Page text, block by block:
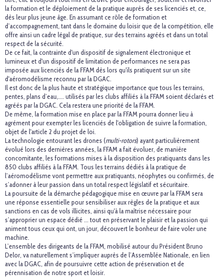
la formation et le déploiement de la pratique auprès de ses licenciés et, ce,
dès leur plus jeune âge. En assumant ce rôle de formation et
d’accompagnement, tant dans le domaine du loisir que de la compétition, elle
offre ainsi un cadre légal de pratique, sur des terrains agréés et dans un total
respect de la sécurité.
De ce fait, la contrainte d'un dispositif de signalement électronique et
lumineux et d'un dispositif de limitation de performances ne sera pas
imposée aux licenciés de la FFAM dès lors qu'ils pratiquent sur un site
d'aéromodélisme reconnu par la DGAC.
Il est donc de la plus haute et stratégique importance que tous les terrains,
pentes, plans d’eau,…. utilisés par les clubs affiliés à la FFAM soient déclarés et
agréés par la DGAC. Cela restera une priorité de la FFAM.
De même, la formation mise en place par la FFAM pourra donner lieu à
agrément pour exempter les licenciés de l'obligation de suivre la formation,
objet de l'article 2 du projet de loi.
La technologie entourant les drones (multi-rotors) ayant particulièrement
évolué lors des dernières années, la FFAM a fait évoluer, de manière
concomitante, les formations mises à la disposition des pratiquants dans les
850 clubs affiliés à la FFAM. Tous les terrains dédiés à la pratique de
l’aéromodélisme vont permettre aux pratiquants, néophytes ou confirmés, de
s’adonner à leur passion dans un total respect législatif et sécuritaire.
La poursuite de la démarche pédagogique mise en œuvre par la FFAM sera
une réponse essentielle pour sensibiliser aux règles de la pratique et aux
sanctions en cas de vols illicites, ainsi qu'à la maîtrise nécessaire pour
s’approprier un espace dédié … tout en préservant le plaisir et la passion qui
animent tous ceux qui ont, un jour, découvert le bonheur de faire voler une
machine.
L’ensemble des dirigeants de la FFAM, mobilisé autour du Président Bruno
Delor, va naturellement s’impliquer auprès de l’Assemblée Nationale, en lien
avec la DGAC, afin de poursuivre cette action de préservation et de
pérennisation de notre sport et loisir.